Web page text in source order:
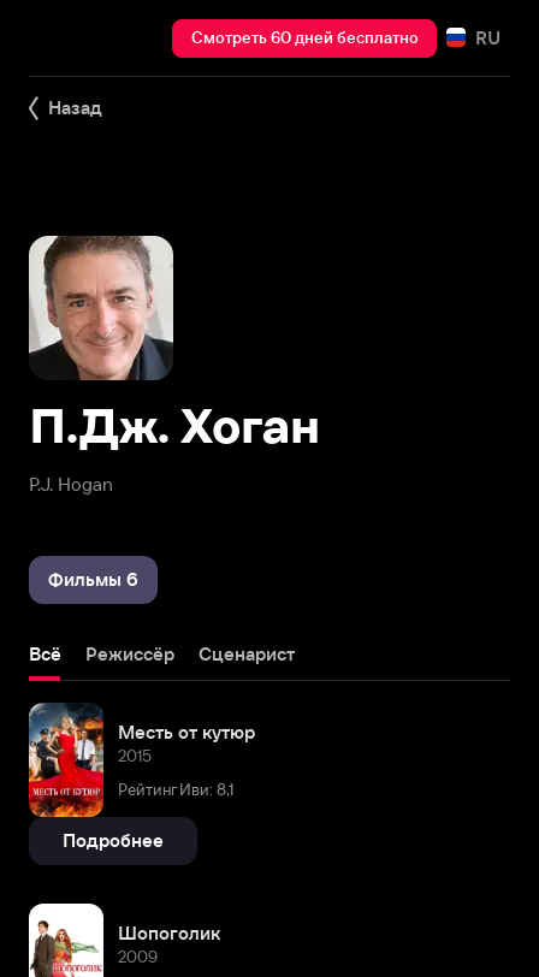
Смотреть 60 дней бесплатно RU
Назад
P.J. Hogan
П.Дж. Хоган
Фильмы 6
Всё Режиссёр Сценарист
Месть от кутюр
2015
Рейтинг Иви: 8,1
Подробнее
Шопоголик
2009